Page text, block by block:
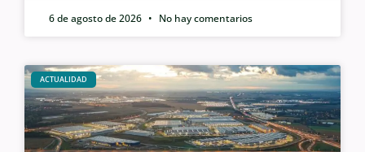
6 de agosto de 2026
No hay comentarios
ACTUALIDAD